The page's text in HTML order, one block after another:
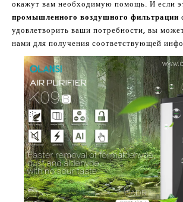
окажут вам необходимую помощь. И если
промышленного воздушного фильтрации
удовлетворить ваши потребности, вы
нами для получения соответствующей